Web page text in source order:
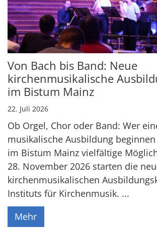
Von Bach bis Band: Neue
kirchenmusikalische
im Bistum Mainz
22. Juli 2026
Ob Orgel, Chor oder Band: Wer
musikalische Ausbildung
im Bistum Mainz vielfältige
28. November 2026 starten die
kirchenmusikalischen
Instituts für Kirchenmusik. ...
Mehr